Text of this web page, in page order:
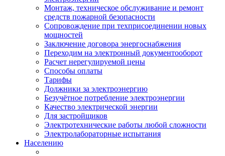
Монтаж, техническое обслуживание и ремонт
средств пожарной безопасности
Сопровождение при техприсоединении новых
мощностей
Заключение договора энергоснабжения
Переходим на электронный документооборот
Расчет нерегулируемой цены
Способы оплаты
Тарифы
Должники за электроэнергию
Безучётное потребление электроэнергии
Качество электрической энергии
Для застройщиков
Электротехнические работы любой сложности
Электролабораторные испытания
Населению